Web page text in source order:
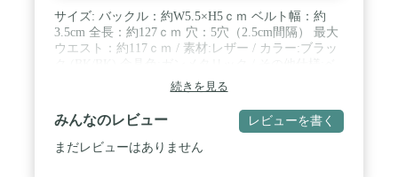
サイズ: バックル：約W5.5×H5ｃｍ ベルト幅：約
3.5cm 全長：約127ｃｍ 穴：5穴（2.5cm間隔） 最大
ウエスト：約117ｃｍ / 素材:レザー / カラー:ブラッ
ルトカット可 リバーシブル仕様 フリーサイズ 原産
国：インド / 付属品:なし
続きを見る
みんなのレビュー レビューを書く
まだレビューはありません